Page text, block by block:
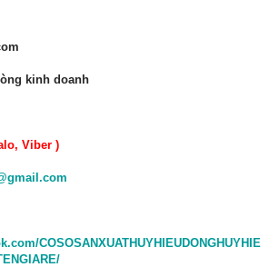
kinh doanh
Viber )
COSOSANXUATHUYHIEUDONGHUYHIE